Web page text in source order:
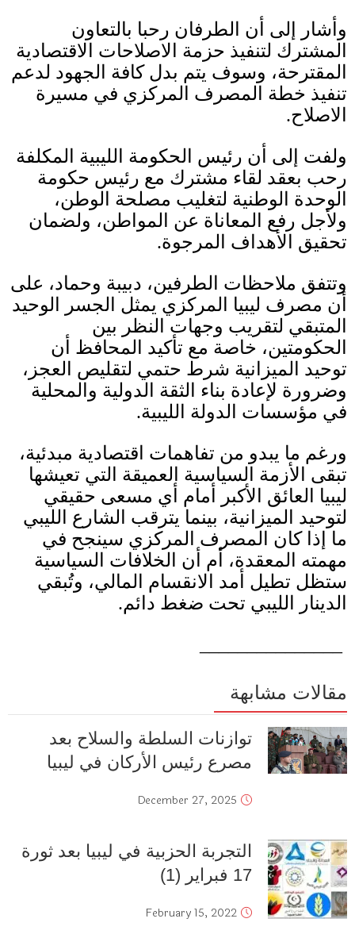
وأشار إلى أن الطرفان رحبا بالتعاون
المشترك لتنفيذ حزمة الاصلاحات الاقتصادية
المقترحة، وسوف يتم بدل كافة الجهود لدعم
تنفيذ خطة المصرف المركزي في مسيرة
الاصلاح.
ولفت إلى أن رئيس الحكومة الليبية المكلفة
رحب بعقد لقاء مشترك مع رئيس حكومة
الوحدة الوطنية لتغليب مصلحة الوطن،
ولأجل رفع المعاناة عن المواطن، ولضمان
تحقيق الأهداف المرجوة.
وتتفق ملاحظات الطرفين، دبيبة وحماد، على
أن مصرف ليبيا المركزي يمثل الجسر الوحيد
المتبقي لتقريب وجهات النظر بين
الحكومتين، خاصة مع تأكيد المحافظ أن
توحيد الميزانية شرط حتمي لتقليص العجز،
وضرورة لإعادة بناء الثقة الدولية والمحلية
في مؤسسات الدولة الليبية.
ورغم ما يبدو من تفاهمات اقتصادية مبدئية،
تبقى الأزمة السياسية العميقة التي تعيشها
ليبيا العائق الأكبر أمام أي مسعى حقيقي
لتوحيد الميزانية، بينما يترقب الشارع الليبي
ما إذا كان المصرف المركزي سينجح في
مهمته المعقدة، أم أن الخلافات السياسية
ستظل تطيل أمد الانقسام المالي، وتُبقي
الدينار الليبي تحت ضغط دائم.
مقالات مشابهة
توازنات السلطة والسلاح بعد
مصرع رئيس الأركان في ليبيا
December 27, 2025
التجربة الحزبية في ليبيا بعد ثورة
17 فبراير (1)
February 15, 2022